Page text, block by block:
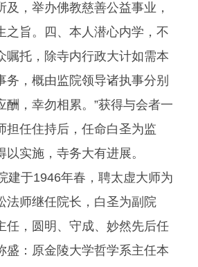
及，举办佛教慈善公益事业，
之旨。四、本人潜心内学，不
嘱托，除寺内行政大计如需本
务，概由监院领导诸执事分别
酬，幸勿相累。”获得与会者一
担任住持后，任命白圣为监
以实施，寺务大有进展。
于1946年春，聘太虚大师为
法师继任院长，白圣为副院
任，圆明、守成、妙然先后任
盛：原金陵大学哲学系主任本